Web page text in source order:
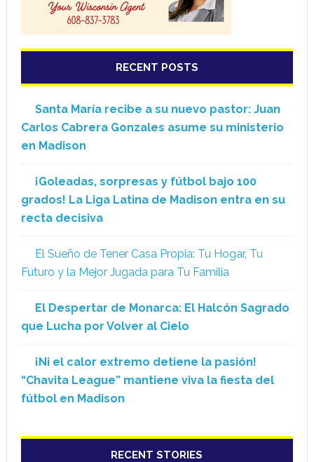
RECENT POSTS
Santa María recibe a su nuevo pastor: Juan
Carlos Cabrera Gonzales asume su ministerio
en Madison
¡Goleadas, sorpresas y fútbol bajo 100
grados! La Liga Latina de Madison entra en su
recta decisiva
El Sueño de Tener Casa Propia: Tu Hogar, Tu
Futuro y la Mejor Jugada para Tu Familia
El Despertar de Monarca: El Halcón Sagrado
que Lucha por Volver al Cielo
¡Ni el calor extremo detiene la pasión!
“Chavita League” mantiene viva la fiesta del
fútbol en Madison
RECENT STORIES